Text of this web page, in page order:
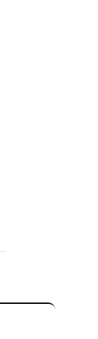
✅ Azione rapida